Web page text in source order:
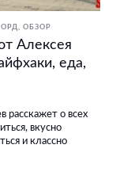
ОБЗОР
Алексея
еда,
расскажет о всех
вкусно
и классно